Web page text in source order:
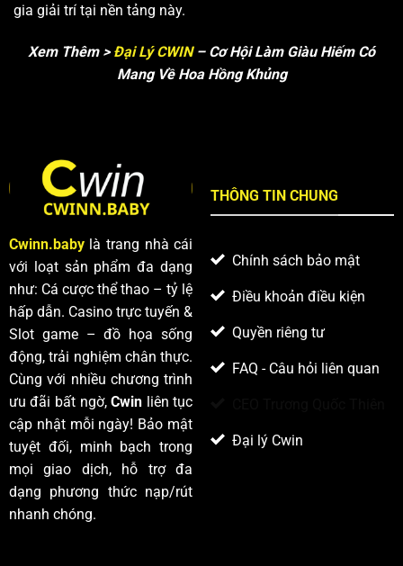
gia giải trí tại nền tảng này.
Xem Thêm > Đại Lý CWIN– Cơ Hội Làm Giàu Hiếm Có
Mang Về Hoa Hồng Khủng
Cwinn.babylà trang nhà cái
với loạt sản phẩm đa dạng
như: Cá cược thể thao – tỷ lệ
hấp dẫn. Casino trực tuyến &
Slot game – đồ họa sống
động, trải nghiệm chân thực.
Cùng với nhiều chương trình
ưu đãi bất ngờ,Cwin liên tục
cập nhật mỗi ngày! Bảo mật
tuyệt đối, minh bạch trong
mọi giao dịch, hỗ trợ đa
dạng phương thức nạp/rút
nhanh chóng.
THÔNG TIN CHUNG
Chính sách bảo mật
Điều khoản điều kiện
Quyền riêng tư
FAQ - Câu hỏi liên quan
Đại lý Cwin